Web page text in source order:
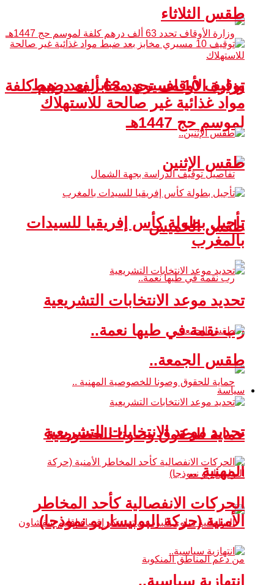
وزارة الأوقاف تحدد 63 ألف درهم كلفة
لموسم حج 1447هـ
طقس الخميس
رب نقمة في طيها نعمة..
حماية للحقوق وصونا للخصوصية
المهنية ..
طقس الثلاثاء
توقيف 10 مسيري مخابز بعد ضبط
مواد غذائية غير صالحة للاستهلاك
طقس الإثنين
تأجيل بطولة كأس إفريقيا للسيدات
بالمغرب
تحديد موعد الانتخابات التشريعية
طقس الجمعة..
سياسة
تحديد موعد الانتخابات التشريعية
الحركات الانفصالية كأحد المخاطر
الأمنية (حركة البوليساريو نموذجا)
انتهازية سياسية..